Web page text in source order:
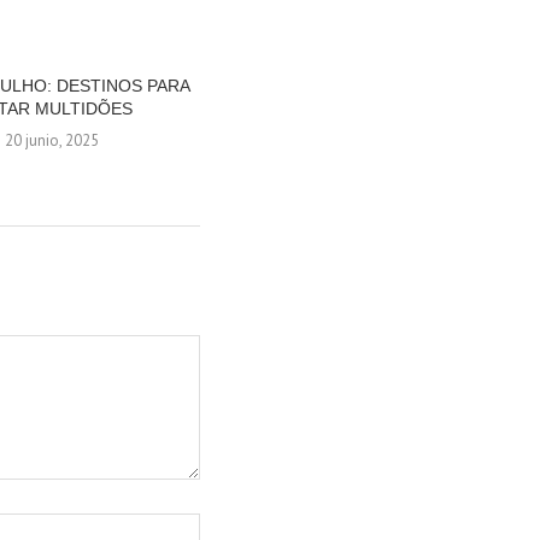
DESTINOS PARA
MULTIDÕES
20 junio, 2025